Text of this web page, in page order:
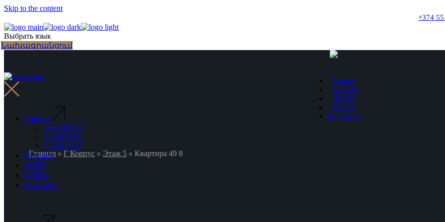
Skip to the content
+374
Выбрать язык
Նախագրանցում
Здание
Галерея
ЧАВО
О НАС
Контакты
Главная Г Корпус Этаж 5 Квартира 49 8
Здание
А КОРПУС
Б КОРПУС
Г КОРПУС
Галерея
ЧАВО
О НАС
Контакты